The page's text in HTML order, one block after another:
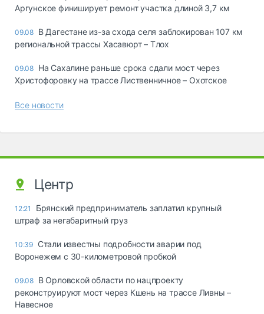
Аргунское финиширует ремонт участка длиной 3,7 км
09.08 В Дагестане из-за схода селя заблокирован 107 км
региональной трассы Хасавюрт – Тлох
09.08 На Сахалине раньше срока сдали мост через
Христофоровку на трассе Лиственничное – Охотское
Все новости
Центр
12:21
Брянский предприниматель заплатил крупный
штраф за негабаритный груз
10:39 Стали известны подробности аварии под
Воронежем с 30-километровой пробкой
09.08 В Орловской области по нацпроекту
реконструируют мост через Кшень на трассе Ливны –
Навесное